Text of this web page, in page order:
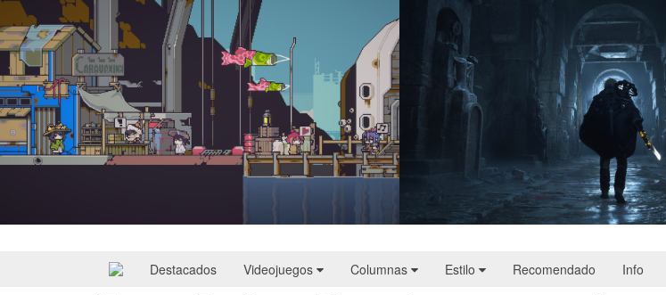
Destacados Videojuegos Columnas Estilo Recomendado Info